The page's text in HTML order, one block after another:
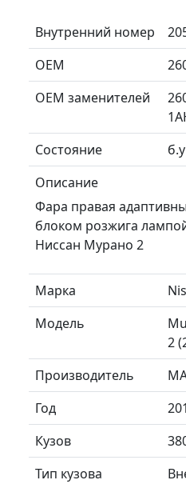
Внутренний номер
ОЕМ
ОЕМ заменителей
Состояние
б.у
Описание
Фара правая
блоком розжига
Ниссан Мурано 2
Марка
Модель
2
Производитель
Год
Кузов
Тип кузова